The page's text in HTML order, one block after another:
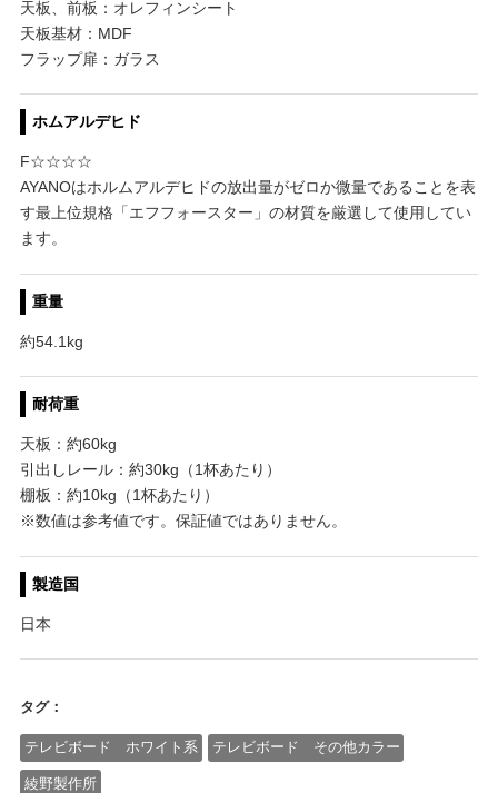
天板、前板：オレフィンシート
天板基材：MDF
フラップ扉：ガラス
ホムアルデヒド
F☆☆☆☆
AYANOはホルムアルデヒドの放出量がゼロか微量であることを表
す最上位規格「エフフォースター」の材質を厳選して使用してい
ます。
重量
約54.1kg
耐荷重
天板：約60kg
引出しレール：約30kg（1杯あたり）
棚板：約10kg（1杯あたり）
※数値は参考値です。保証値ではありません。
製造国
日本
タグ：
テレビボード ホワイト系 テレビボード その他カラー
綾野製作所